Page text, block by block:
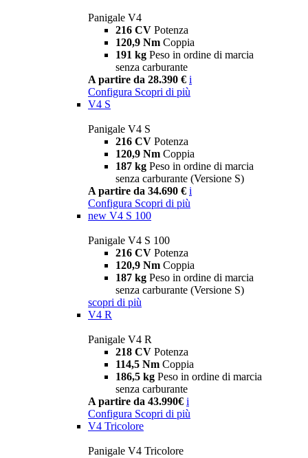
Panigale V4
216 CV Potenza
120,9 Nm Coppia
191 kg Peso in ordine di marcia
senza carburante
A partire da 28.390 € i
Configura Scopri di più
V4 S
Panigale V4 S
216 CV Potenza
120,9 Nm Coppia
187 kg Peso in ordine di marcia
senza carburante (Versione S)
A partire da 34.690 € i
Configura Scopri di più
new V4 S 100
Panigale V4 S 100
216 CV Potenza
120,9 Nm Coppia
187 kg Peso in ordine di marcia
senza carburante (Versione S)
scopri di più
V4 R
Panigale V4 R
218 CV Potenza
114,5 Nm Coppia
186,5 kg Peso in ordine di marcia
senza carburante
A partire da 43.990€ i
Configura Scopri di più
V4 Tricolore
Panigale V4 Tricolore